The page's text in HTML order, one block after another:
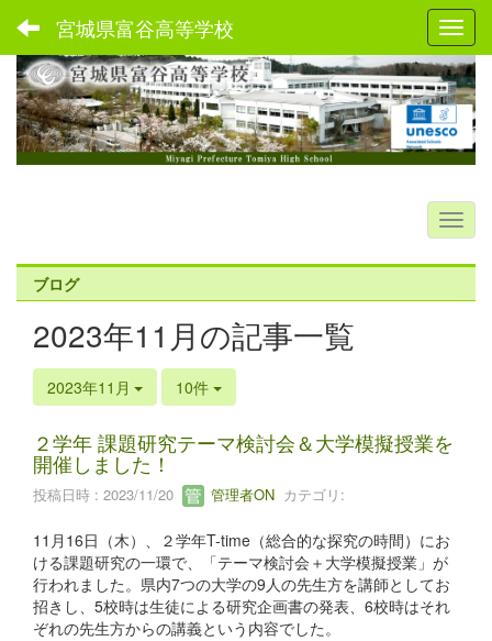
宮城県富谷高等学校
ブログ
2023年11月の記事一覧
2023年11月 10件
２学年 課題研究テーマ検討会＆大学模擬授業を
開催しました！
投稿日時 : 2023/11/20 管理者ON カテゴリ:
11月16日（木）、２学年T-time（総合的な探究の時間）にお
ける課題研究の一環で、「テーマ検討会＋大学模擬授業」が
行われました。県内7つの大学の9人の先生方を講師としてお
招きし、5校時は生徒による研究企画書の発表、6校時はそれ
ぞれの先生方からの講義という内容でした。